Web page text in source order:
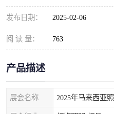
发布日期： 2025-02-06
阅 读 量： 763
产品描述
展会名称 2025年马来西亚